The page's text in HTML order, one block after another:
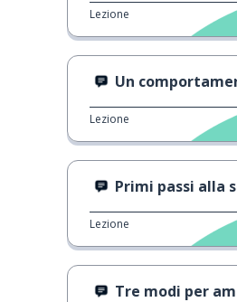
Lezione
Un
Lezione
Primi passi alla
Lezione
Tre modi per